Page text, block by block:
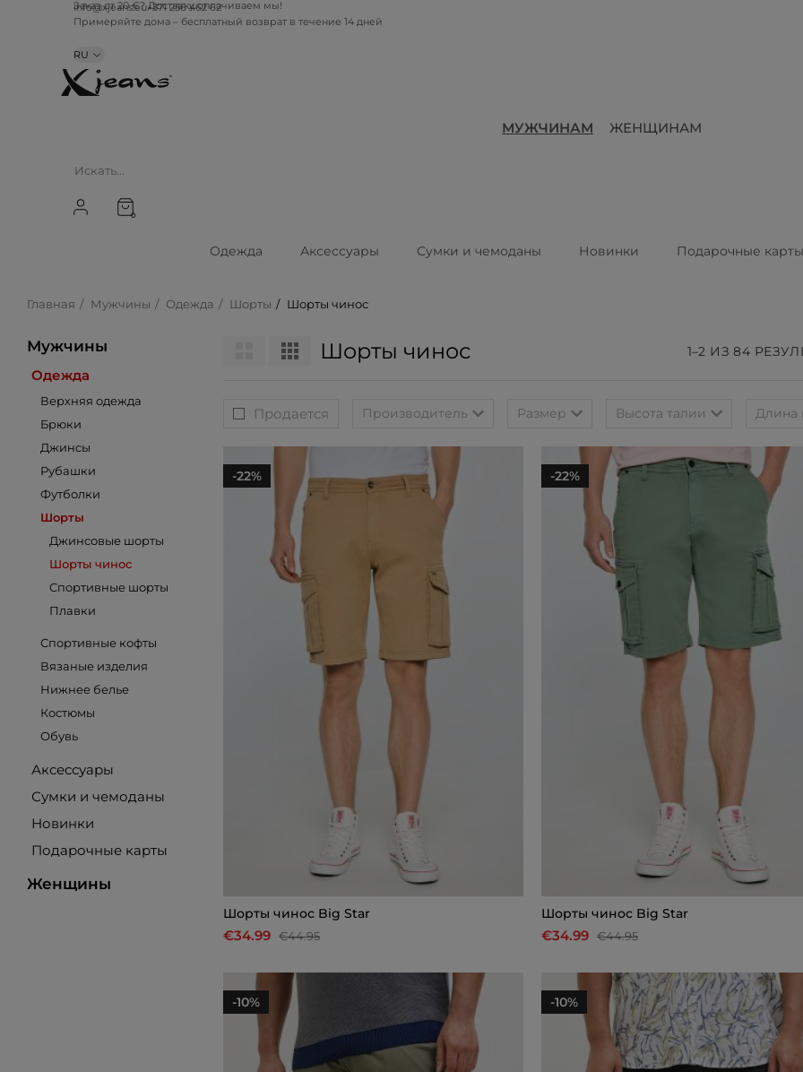
info@xjeans.eu+371 256 462 62
Заказ от 20 €? Доставку оплачиваем мы!
Примеряйте дома – бесплатный возврат в течение 14 дней
RU
МУЖЧИНАМ ЖЕНЩИНАМ
0
Одежда Аксессуары Сумки и чемоданы Новинки Подарочные карты
Главная Мужчины Одежда Шорты Шорты чинос
Мужчины
Одежда
Верхняя одежда
Брюки
Джинсы
Рубашки
Футболки
Шорты
Джинсовые шорты
Шорты чинос
Спортивные шорты
Плавки
Спортивные кофты
Вязаные изделия
Нижнее белье
Костюмы
Обувь
Аксессуары
Сумки и чемоданы
Новинки
Подарочные карты
Женщины
Шорты чинос 1–2 ИЗ 84
Продается Производитель Размер Высота талии Длина
-22%
Шорты чинос Big Star
€34.99 €44.95
-22%
Шорты чинос Big Star
€34.99 €44.95
-10% -10%